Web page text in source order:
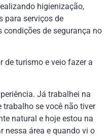
higienização,
para serviços de
condições de segurança no
de turismo e veio fazer a
Já trabalhei na
se você não tiver
natural e hoje estou na
nessa área e quando vi o